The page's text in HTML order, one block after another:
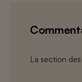
La section